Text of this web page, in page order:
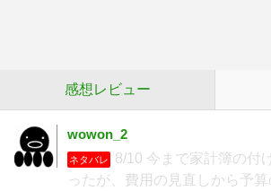
感想レビュー
wowon_2
ネタバレ
8/10 今まで家計簿の付
ったが、費用の見直しから予